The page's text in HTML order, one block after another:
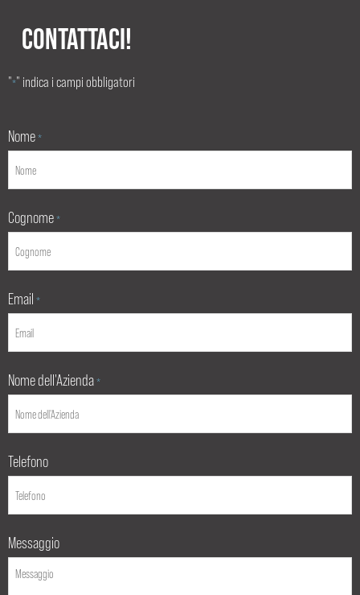
CONTATTACI!
"*" indica i campi obbligatori
Nome *
Cognome *
Email *
Nome dell'Azienda *
Telefono
Messaggio